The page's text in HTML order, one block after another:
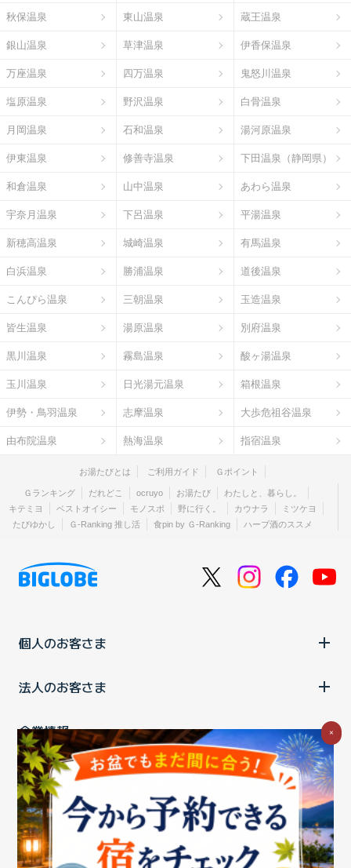
秋保温泉 東山温泉 蔵王温泉
銀山温泉 草津温泉 伊香保温泉
万座温泉 四万温泉 鬼怒川温泉
塩原温泉 野沢温泉 白骨温泉
月岡温泉 石和温泉 湯河原温泉
伊東温泉 修善寺温泉 下田温泉（静岡県）
和倉温泉 山中温泉 あわら温泉
宇奈月温泉 下呂温泉 平湯温泉
新穂高温泉 城崎温泉 有馬温泉
白浜温泉 勝浦温泉 道後温泉
こんぴら温泉 三朝温泉 玉造温泉
皆生温泉 湯原温泉 別府温泉
黒川温泉 霧島温泉 酸ヶ湯温泉
玉川温泉 日光湯元温泉 箱根温泉
伊勢・鳥羽温泉 志摩温泉 大歩危祖谷温泉
由布院温泉 熱海温泉 指宿温泉
お湯たびとは ご利用ガイド Ｇポイント
Ｇランキング だれどこ ocruyo お湯たび
わたしと、暮らし。
キテミヨ
ベストオイシー モノスポ 野に行く。 カウナラ
ミツケヨ
たびゆかし
Ｇ-Ranking 推し活 食pin by Ｇ-Ranking ハーブ酒のススメ
個人のお客さま
法人のお客さま
企業情報
ご利用中の方
お問い合わせ消費税の表示 ウェブアクセシビリティの取り組み
個人情報保護ポリシープライバシーポータル
Cookieポリシー
特定商取引法に基づく表記情報セキュリティ基本方針
×